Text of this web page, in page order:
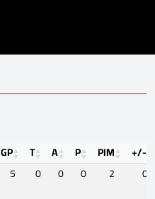
GP T A P PIM
+/-
5 0 0 0 2
0